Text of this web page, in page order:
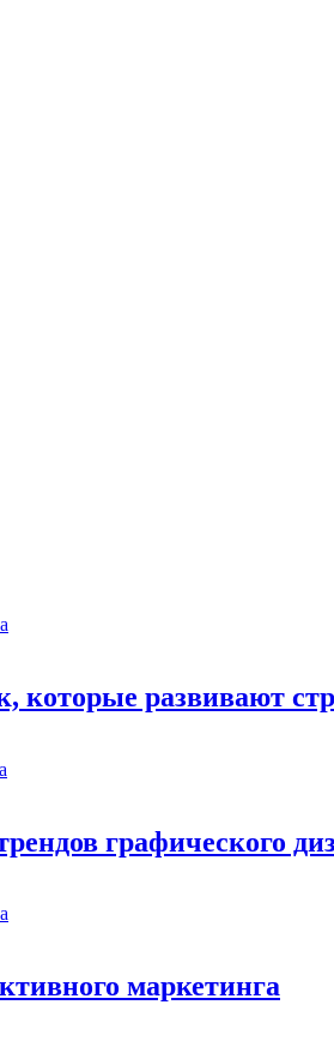
которые развивают
графического
маркетинга